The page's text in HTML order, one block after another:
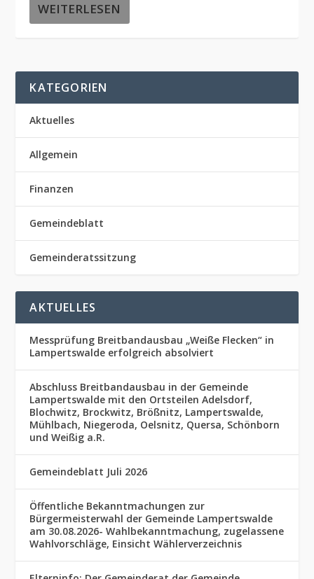
WEITERLESEN
KATEGORIEN
Aktuelles
Allgemein
Finanzen
Gemeindeblatt
Gemeinderatssitzung
AKTUELLES
Messprüfung Breitbandausbau „Weiße Flecken“ in
Lampertswalde erfolgreich absolviert
Abschluss Breitbandausbau in der Gemeinde
Lampertswalde mit den Ortsteilen Adelsdorf,
Blochwitz, Brockwitz, Brößnitz, Lampertswalde,
Mühlbach, Niegeroda, Oelsnitz, Quersa, Schönborn
und Weißig a.R.
Gemeindeblatt Juli 2026
Öffentliche Bekanntmachungen zur
Bürgermeisterwahl der Gemeinde Lampertswalde
am 30.08.2026- Wahlbekanntmachung, zugelassene
Wahlvorschläge, Einsicht Wählerverzeichnis